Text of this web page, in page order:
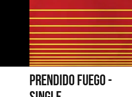
PRENDIDO FUEGO -